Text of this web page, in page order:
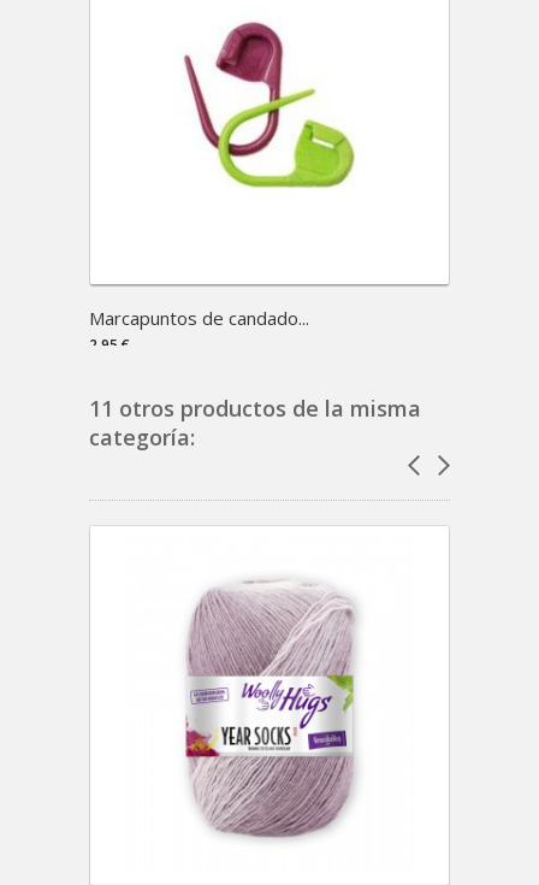
Marcapuntos de candado...
2,95 €
11 otros productos de la misma
categoría: